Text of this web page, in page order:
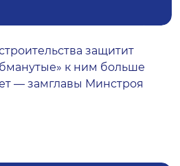
защитит
к ним больше
— замглавы Минстроя